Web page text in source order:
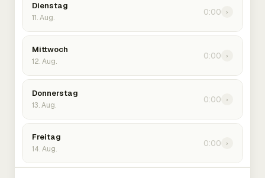
Dienstag
11. Aug.
0:00 ›
Mittwoch
12. Aug.
0:00 ›
Donnerstag
13. Aug.
0:00 ›
Freitag
14. Aug.
0:00 ›